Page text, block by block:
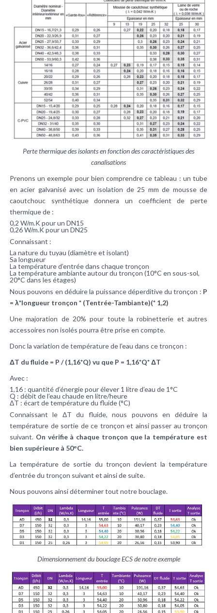
Perte thermique des isolants en fonction des caractéristiques des
canalisations
Prenons un exemple pour bien comprendre ce tableau : un tube
en acier galvanisé avec un isolation de 25 mm de mousse de
caoutchouc synthétique donnera un coefficient de perte
thermique de :
0,2 W/m.K pour un DN15
0,26 W/m.K pour un DN25
Connaissant :
La nature du tuyau (diamètre et isolant)
Sa longueur
La température d’entrée dans chaque tronçon
La température ambiante autour du tronçon (10°C en sous-sol,
20°C dans les étages)
Nous pouvons en déduire la puissance déperditive du tronçon : P
= λ*longueur tronçon * (Tentrée-Tambiante)(* 1,2)
Une majoration de 20% pour toute la robinetterie et autres
accessoires non isolés pourra être prise en compte.
Donc la variation de température de l’eau dans ce tronçon :
ΔT du fluide = P / (1,16*Q) vu que P = 1,16*Q* ΔT
Avec :
1,16 : quantité d’énergie pour élever 1 litre d’eau de 1°C
Q : débit de l’eau chaude en litre/heure
ΔT : écart de température du fluide (°C)
Connaissant le ΔT du fluide, nous pouvons en déduire la
température de sortie de ce tronçon et ainsi passer au tronçon
suivant. On vérifie à chaque tronçon que la température est
bien supérieure à 50°C.
La température de sortie du tronçon devient la température
d’entrée du tronçon suivant et ainsi de suite.
Nous pouvons ainsi déterminer tout notre bouclage.
Dimensionnement du bouclage ECS de notre exemple